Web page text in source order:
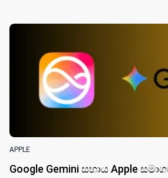
APPLE
Google Gemini සහාය Apple